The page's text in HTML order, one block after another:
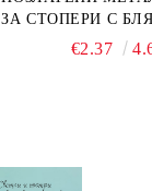
ЗА СТОПЕРИ С
€2.37